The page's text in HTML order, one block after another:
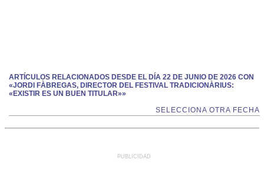
ARTÍCULOS RELACIONADOS DESDE EL DÍA 22 DE JUNIO DE 2026 CON
«JORDI FÀBREGAS, DIRECTOR DEL FESTIVAL TRADICIONÀRIUS:
«EXISTIR ES UN BUEN TITULAR»»
SELECCIONA OTRA FECHA
PUBLICIDAD